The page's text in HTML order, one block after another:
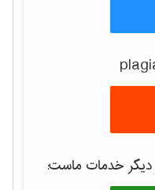
دیگر خدمات ماست: